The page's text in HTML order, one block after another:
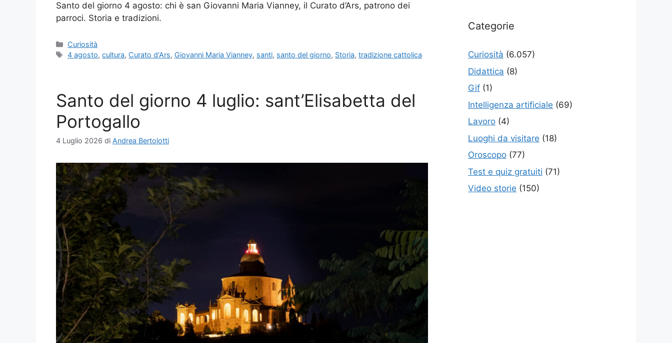
Santo del giorno 4 agosto: chi è san Giovanni Maria Vianney, il Curato d’Ars, patrono dei
parroci. Storia e tradizioni.
Categorie
Curiosità
Tag
4 agosto,cultura, Curato d'Ars, Giovanni Maria Vianney, santi, santo del giorno, Storia,tradizione cattolica
Santo del giorno 4 luglio: sant’Elisabetta del
Portogallo
4 Luglio 2026 di Andrea Bertolotti
Categorie
Curiosità (6.057)
Didattica (8)
Gif (1)
Intelligenza artificiale (69)
Lavoro (4)
Luoghi da visitare (18)
Oroscopo (77)
Test e quiz gratuiti (71)
Video storie (150)